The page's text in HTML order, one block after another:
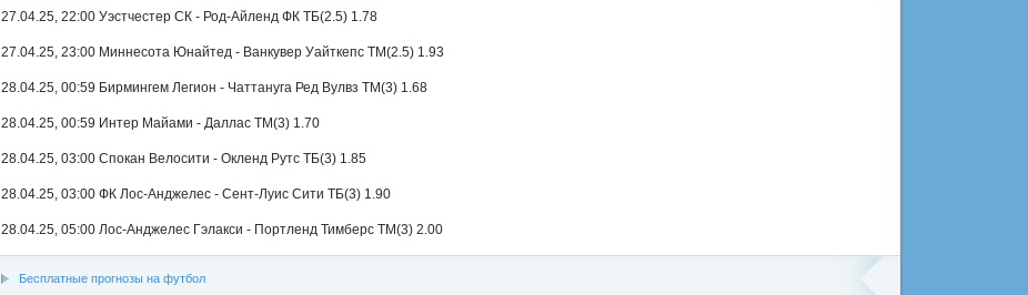
27.04.25, 22:00 Уэстчестер СК - Род-Айленд ФК ТБ(2.5) 1.78
27.04.25, 23:00 Миннесота Юнайтед - Ванкувер Уайткепс ТМ(2.5) 1.93
28.04.25, 00:59 Бирмингем Легион - Чаттануга Ред Вулвз ТМ(3) 1.68
28.04.25, 00:59 Интер Майами - Даллас ТМ(3) 1.70
28.04.25, 03:00 Спокан Велосити - Окленд Рутс ТБ(3) 1.85
28.04.25, 03:00 ФК Лос-Анджелес - Сент-Луис Сити ТБ(3) 1.90
28.04.25, 05:00 Лос-Анджелес Гэлакси - Портленд Тимберс ТМ(3) 2.00
Бесплатные прогнозы на футбол